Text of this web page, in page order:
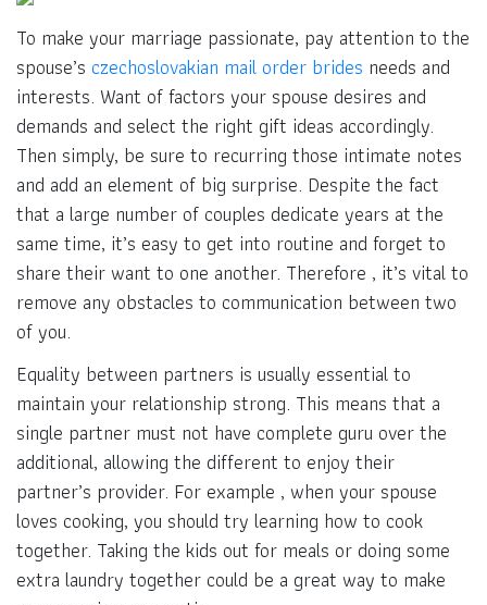
To make your marriage passionate, pay attention to the
spouse’s czechoslovakian mail order brides needs and
interests. Want of factors your spouse desires and
demands and select the right gift ideas accordingly.
Then simply, be sure to recurring those intimate notes
and add an element of big surprise. Despite the fact
that a large number of couples dedicate years at the
same time, it’s easy to get into routine and forget to
share their want to one another. Therefore , it’s vital to
remove any obstacles to communication between two
of you.
Equality between partners is usually essential to
maintain your relationship strong. This means that a
single partner must not have complete guru over the
additional, allowing the different to enjoy their
partner’s provider. For example , when your spouse
loves cooking, you should try learning how to cook
together. Taking the kids out for meals or doing some
extra laundry together could be a great way to make